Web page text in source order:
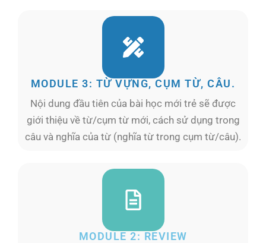
MODULE 3: TỪ VỰNG, CỤM TỪ, CÂU.
Nội dung đầu tiên của bài học mới trẻ sẽ được
giới thiệu về từ/cụm từ mới, cách sử dụng trong
câu và nghĩa của từ (nghĩa từ trong cụm từ/câu).
MODULE 2: REVIEW